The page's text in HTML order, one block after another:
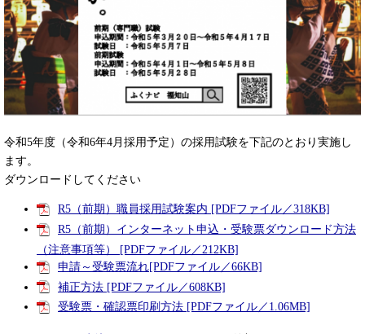
令和5年度（令和6年4月採用予定）の採用試験を下記のとおり実施し
ます。
ダウンロードしてください
R5（前期）職員採用試験案内 [PDFファイル／318KB]
R5（前期）インターネット申込・受験票ダウンロード方法
（注意事項等） [PDFファイル／212KB]
申請～受験票流れ[PDFファイル／66KB]
補正方法 [PDFファイル／608KB]
受験票・確認票印刷方法 [PDFファイル／1.06MB]